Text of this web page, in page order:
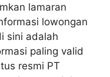
lamaran
lowongan
sini adalah
paling valid
resmi PT